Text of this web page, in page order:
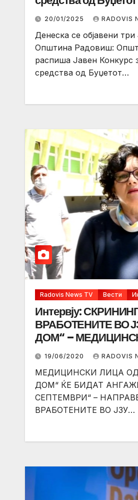
Радовиш на
година.
20/01/2025 RADOVIS
Денеска се објавени
Општина Радовиш:
распиша Јавен Конкурс
средства од Буџетот…
Radovis News TV Вести
Интервју:
ВРАБОТЕНИТЕ ВО
ДОМ“ –
БИДАТ
СЕПТЕМВРИ“
19/06/2020 RADOVIS
МЕДИЦИНСКИ ЛИЦА ОД
ДОМ“ ЌЕ БИДАТ
СЕПТЕМВРИ“ –
ВРАБОТЕНИТЕ ВО ЈЗУ…